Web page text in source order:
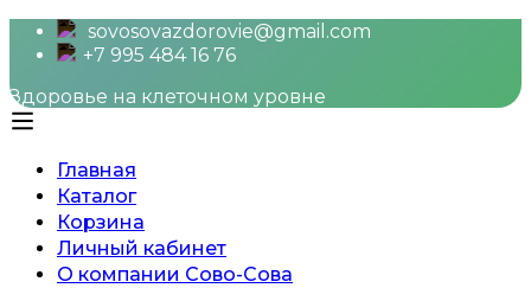
sovosovazdorovie@gmail.com
+7 995 484 16 76
Здоровье на клеточном уровне
Главная
Каталог
Корзина
Личный кабинет
О компании Сово-Сова